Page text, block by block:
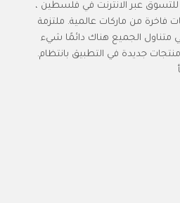
للتسوق عبر الانترنت في فلسطين ،
فاخرة من ماركات عالمية. ملتزمة
متناول الجميع هناك دائمًا شيء
جديدة في التطبيق بانتظام.